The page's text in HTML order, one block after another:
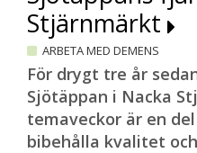
Stjärnmärkt
ARBETA MED DEMENS
För drygt tre år
Sjötäppan i Nacka
temaveckor är en
bibehålla kvalitet